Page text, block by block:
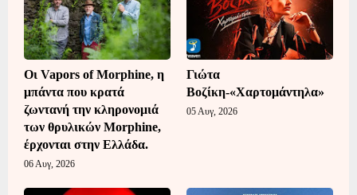
Οι Vapors of Morphine, η
μπάντα που κρατά
ζωντανή την κληρονομιά
των θρυλικών Morphine,
έρχονται στην Ελλάδα.
06 Αυγ, 2026
Γιώτα
Βοζίκη-«Χαρτομάντηλα»
05 Αυγ, 2026